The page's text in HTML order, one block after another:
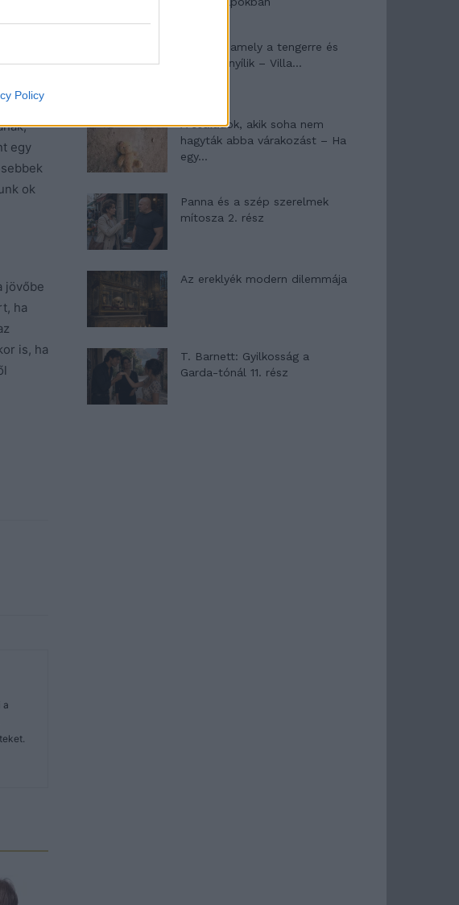
Policy
valami
egy
ok
jövőbe
ha
is, ha
a
Egy ház, amely a tengerre és
a fényre nyílik – Villa...
A családok, akik soha nem
hagyták abba várakozást – Ha
egy...
Panna és a szép szerelmek
mítosza 2. rész
Az ereklyék modern dilemmája
T. Barnett: Gyilkosság a
Garda-tónál 11. rész